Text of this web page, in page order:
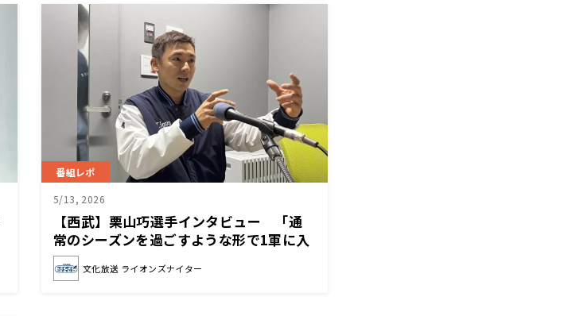
番組レポ
5/13, 2026
【西武】栗山巧選手インタビュー 「通
常のシーズンを過ごすような形で1軍に入
っている」
文化放送 ライオンズナイター